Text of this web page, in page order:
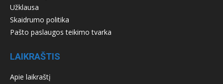
Užklausa
Skaidrumo politika
Pašto paslaugos teikimo tvarka
LAIKRAŠTIS
Apie laikraštį